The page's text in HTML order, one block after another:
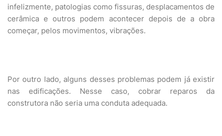
infelizmente, patologias como fissuras, desplacamentos de
cerâmica e outros podem acontecer depois de a obra
começar, pelos movimentos, vibrações.
Por outro lado, alguns desses problemas podem já existir
nas edificações. Nesse caso, cobrar reparos da
construtora não seria uma conduta adequada.